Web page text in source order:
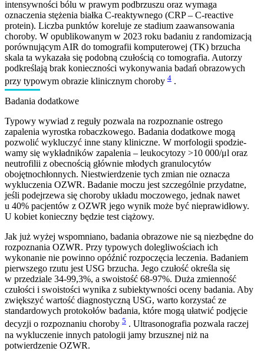
intensywności bólu w prawym podbrzuszu oraz wymaga
oznaczenia stężenia białka C-reaktywnego (CRP – C-reactive
protein). Liczba punktów koreluje ze stadium zaawansowania
choroby. W opublikowanym w 2023 roku badaniu z randomizacją
porównującym AIR do tomografii komputerowej (TK) brzucha
skala ta wykazała się podobną czułością co tomografia. Autorzy
podkreślają brak konieczności wykonywania badań obrazowych
przy typowym obrazie klinicznym choroby 4 .
Badania dodatkowe
Typowy wywiad z reguły pozwala na rozpoznanie ostrego
zapalenia wyrostka robaczkowego. Badania dodatkowe mogą
pozwolić wykluczyć inne stany kliniczne. W morfologii spodzie­
wamy się wykładników zapalenia – leukocytozy >10 000/μl oraz
neutrofilii z obecnością głównie młodych granulocytów
obojętnochłonnych. Niestwierdzenie tych zmian nie oznacza
wykluczenia OZWR. Badanie moczu jest szczególnie przydatne,
jeśli podejrzewa się choroby układu moczowego, jednak nawet
u 40% pacjentów z OZWR jego wynik może być nieprawidłowy.
U kobiet konieczny będzie test ciążowy.
Jak już wyżej wspomniano, badania obrazowe nie są niezbędne do
rozpoznania OZWR. Przy typowych dolegliwościach ich
wykonanie nie powinno opóźnić rozpoczęcia leczenia. Badaniem
pierwszego rzutu jest USG brzucha. Jego czułość określa się
w przedziale 34-99,3%, a swoistość 68-97%. Duża zmienność
czułości i swoistości wynika z subiektywności oceny badania. Aby
zwiększyć wartość diagnostyczną USG, warto korzystać ze
standardowych protokołów badania, które mogą ułatwić podjęcie
decyzji o rozpoznaniu choroby 5 . Ultrasonografia pozwala raczej
na wykluczenie innych patologii jamy brzusznej niż na
potwierdzenie OZWR.